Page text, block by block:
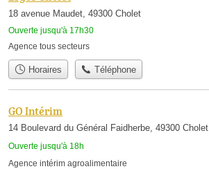
18 avenue Maudet, 49300 Cholet
Ouverte jusqu'à 17h30
Agence tous secteurs
Horaires Téléphone
GO Intérim
14 Boulevard du Général Faidherbe, 49300 Cholet
Ouverte jusqu'à 18h
Agence intérim agroalimentaire